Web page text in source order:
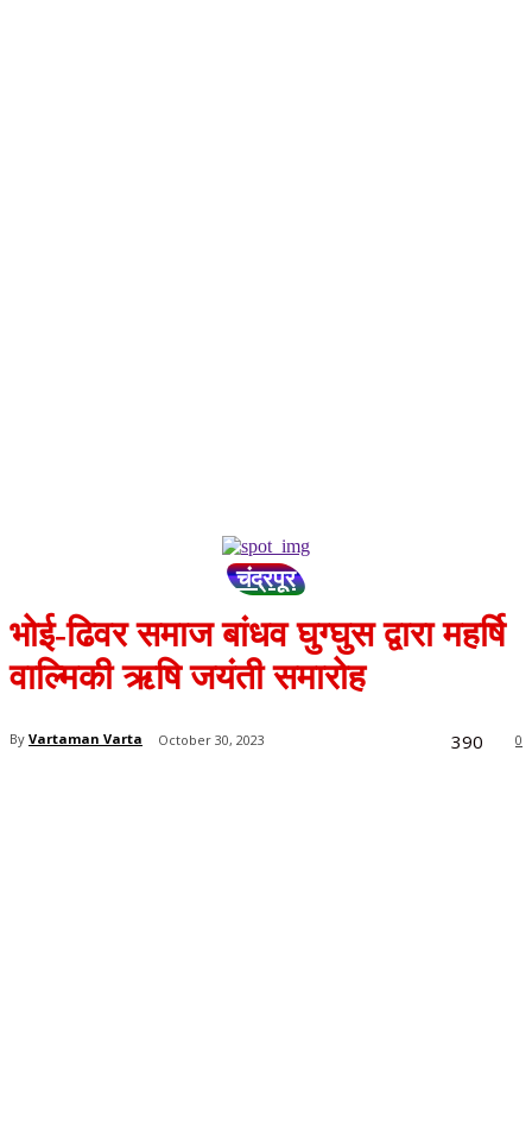
चंद्रपूर
भोई-ढिवर समाज बांधव घुग्घुस द्वारा महर्षि
वाल्मिकी ऋषि जयंती समारोह
By Vartaman Varta October 30, 2023 0
390